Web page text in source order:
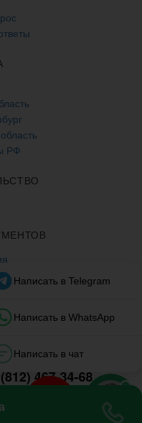
РФ
ЛИНИИ
938-86-71
467-34-68
24 63